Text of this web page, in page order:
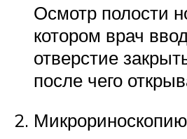
Осмотр полости
котором врач
отверстие
после чего